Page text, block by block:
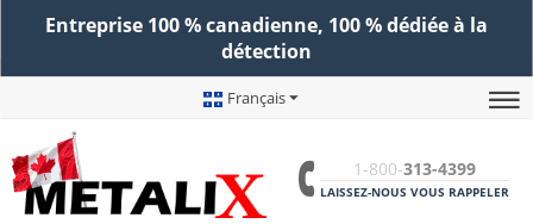
Entreprise 100 % canadienne, 100 % dédiée à la
détection
Français
1-800-313-4399
LAISSEZ-NOUS VOUS RAPPELER